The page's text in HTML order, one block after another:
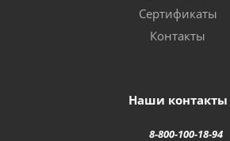
Сертификаты
Контакты
Наши контакты
8-800-100-18-94